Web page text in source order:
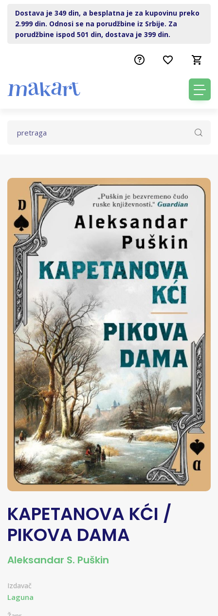
Dostava je 349 din, a besplatna je za kupovinu preko
2.999 din. Odnosi se na porudžbine iz Srbije. Za
porudžbine ispod 501 din, dostava je 399 din.
KAPETANOVA KĆI /
PIKOVA DAMA
Aleksandar S. Puškin
Izdavač
Laguna